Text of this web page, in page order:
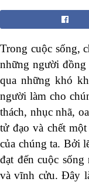
Trong cuộc sống,
những người
qua những khó
người làm cho
thách, nhục nhã,
tử đạo và chết
của chúng ta. Bởi
đạt đến cuộc
và vĩnh cửu. Đây